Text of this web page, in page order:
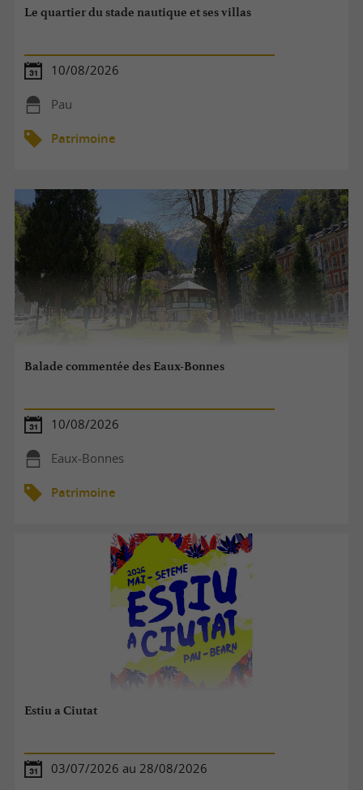
Le quartier du stade nautique et ses villas
10/08/2026
Pau
Patrimoine
Balade commentée des Eaux-Bonnes
10/08/2026
Eaux-Bonnes
Patrimoine
Estiu a Ciutat
03/07/2026 au 28/08/2026